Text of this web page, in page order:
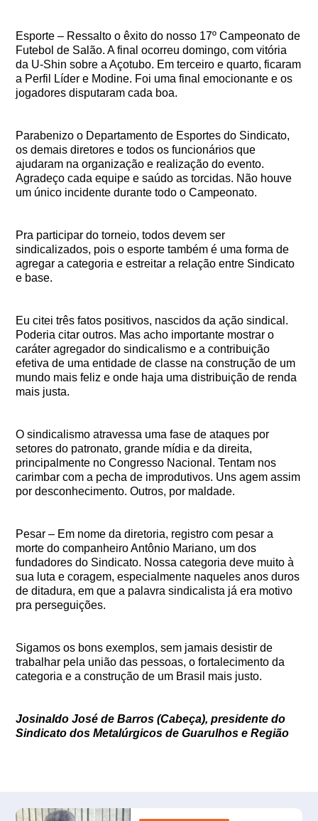
Esporte – Ressalto o êxito do nosso 17º Campeonato de
Futebol de Salão. A final ocorreu domingo, com vitória
da U-Shin sobre a Açotubo. Em terceiro e quarto, ficaram
a Perfil Líder e Modine. Foi uma final emocionante e os
jogadores disputaram cada boa.
Parabenizo o Departamento de Esportes do Sindicato,
os demais diretores e todos os funcionários que
ajudaram na organização e realização do evento.
Agradeço cada equipe e saúdo as torcidas. Não houve
um único incidente durante todo o Campeonato.
Pra participar do torneio, todos devem ser
sindicalizados, pois o esporte também é uma forma de
agregar a categoria e estreitar a relação entre Sindicato
e base.
Eu citei três fatos positivos, nascidos da ação sindical.
Poderia citar outros. Mas acho importante mostrar o
caráter agregador do sindicalismo e a contribuição
efetiva de uma entidade de classe na construção de um
mundo mais feliz e onde haja uma distribuição de renda
mais justa.
O sindicalismo atravessa uma fase de ataques por
setores do patronato, grande mídia e da direita,
principalmente no Congresso Nacional. Tentam nos
carimbar com a pecha de improdutivos. Uns agem assim
por desconhecimento. Outros, por maldade.
Pesar – Em nome da diretoria, registro com pesar a
morte do companheiro Antônio Mariano, um dos
fundadores do Sindicato. Nossa categoria deve muito à
sua luta e coragem, especialmente naqueles anos duros
de ditadura, em que a palavra sindicalista já era motivo
pra perseguições.
Sigamos os bons exemplos, sem jamais desistir de
trabalhar pela união das pessoas, o fortalecimento da
categoria e a construção de um Brasil mais justo.
Josinaldo José de Barros (Cabeça), presidente do
Sindicato dos Metalúrgicos de Guarulhos e Região